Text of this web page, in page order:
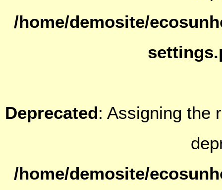
/home/demosite/
Deprecated: Assigning the
/home/demosite/